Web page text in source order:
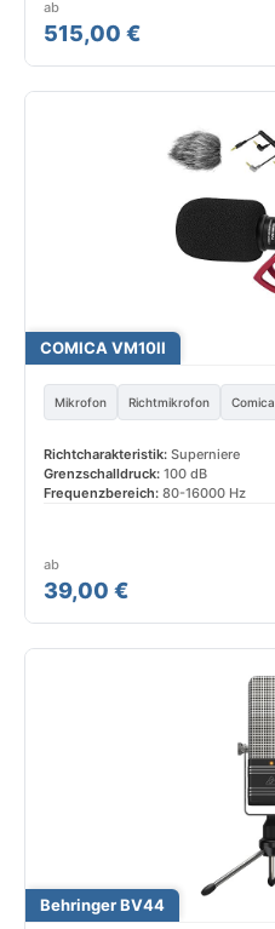
ab
515,00 €
COMICA VM10II
Mikrofon Richtmikrofon Comica
Richtcharakteristik: Superniere
Grenzschalldruck: 100 dB
Frequenzbereich: 80-16000 Hz
ab
39,00 €
Behringer BV44